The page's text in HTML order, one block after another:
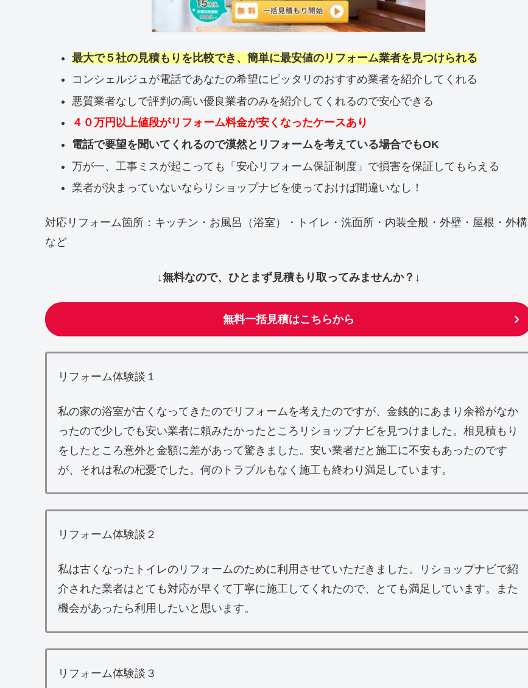
最大で５社の見積もりを比較でき、簡単に最安値のリフォーム業者を見つけられる
コンシェルジュが電話であなたの希望にピッタリのおすすめ業者を紹介してくれる
悪質業者なしで評判の高い優良業者のみを紹介してくれるので安心できる
４０万円以上値段がリフォーム料金が安くなったケースあり
電話で要望を聞いてくれるので漠然とリフォームを考えている場合でもOK
万が一、工事ミスが起こっても「安心リフォーム保証制度」で損害を保証してもらえる
業者が決まっていないならリショップナビを使っておけば間違いなし！
対応リフォーム箇所：キッチン・お風呂（浴室）・トイレ・洗面所・内装全般・外壁・屋根・外構
など
↓無料なので、ひとまず見積もり取ってみませんか？↓
無料一括見積はこちらから
リフォーム体験談１
私の家の浴室が古くなってきたのでリフォームを考えたのですが、金銭的にあまり余裕がなか
ったので少しでも安い業者に頼みたかったところリショップナビを見つけました。相見積もり
をしたところ意外と金額に差があって驚きました。安い業者だと施工に不安もあったのです
が、それは私の杞憂でした。何のトラブルもなく施工も終わり満足しています。
リフォーム体験談２
私は古くなったトイレのリフォームのために利用させていただきました。リショップナビで紹
介された業者はとても対応が早くて丁寧に施工してくれたので、とても満足しています。また
機会があったら利用したいと思います。
リフォーム体験談３